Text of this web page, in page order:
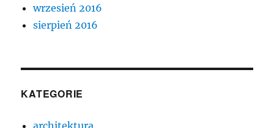
wrzesień 2016
sierpień 2016
KATEGORIE
architektura